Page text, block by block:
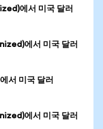
에서 미국 달러
에서 미국 달러
서 미국 달러
에서 미국 달러